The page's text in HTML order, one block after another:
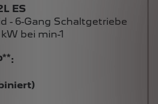
- 6-Gang Schaltgetriebe
bei min-1